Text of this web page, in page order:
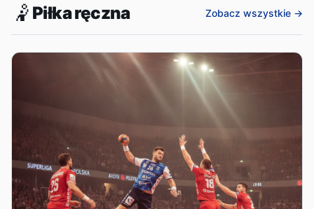
🤾 Piłka ręczna Zobacz wszystkie →